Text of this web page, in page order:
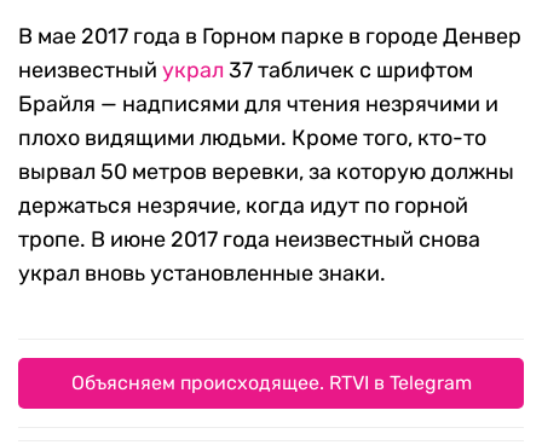
В мае 2017 года в Горном парке в городе Денвер
неизвестный украл 37 табличек с шрифтом
Брайля — надписями для чтения незрячими и
плохо видящими людьми. Кроме того, кто-то
вырвал 50 метров веревки, за которую должны
держаться незрячие, когда идут по горной
тропе. В июне 2017 года неизвестный снова
украл вновь установленные знаки.
Объясняем происходящее. RTVI в Telegram